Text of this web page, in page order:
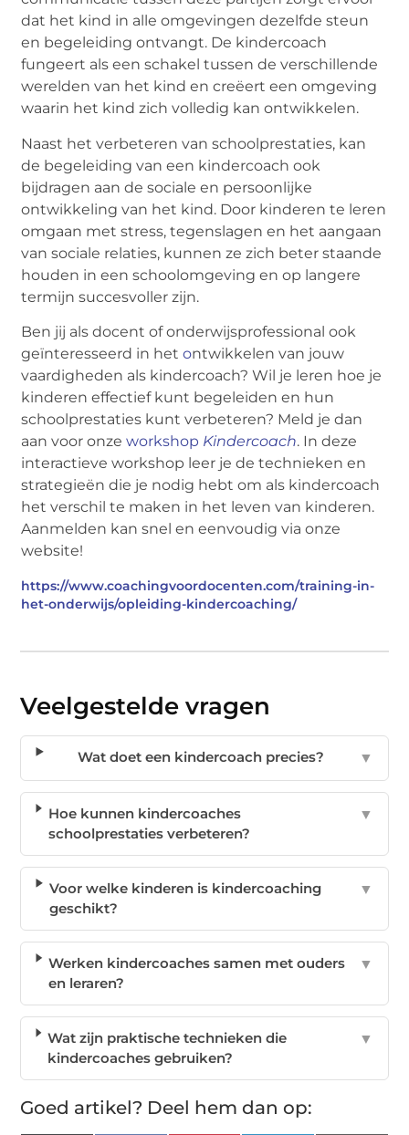
dat het kind in alle omgevingen dezelfde steun
en begeleiding ontvangt. De kindercoach
fungeert als een schakel tussen de verschillende
werelden van het kind en creëert een omgeving
waarin het kind zich volledig kan ontwikkelen.
Naast het verbeteren van schoolprestaties, kan
de begeleiding van een kindercoach ook
bijdragen aan de sociale en persoonlijke
ontwikkeling van het kind. Door kinderen te leren
omgaan met stress, tegenslagen en het aangaan
van sociale relaties, kunnen ze zich beter staande
houden in een schoolomgeving en op langere
termijn succesvoller zijn.
Ben jij als docent of onderwijsprofessional ook
geïnteresseerd in hetontwikkelen van jouw
vaardigheden als kindercoach? Wil je leren hoe je
kinderen effectief kunt begeleiden en hun
schoolprestaties kunt verbeteren? Meld je dan
aan voor onzeworkshop Kindercoach. In deze
interactieve workshop leer je de technieken en
strategieën die je nodig hebt om als kindercoach
het verschil te maken in het leven van kinderen.
Aanmelden kan snel en eenvoudig via onze
website!
https://www.coachingvoordocenten.com/training-in-
het-onderwijs/opleiding-kindercoaching/
Veelgestelde vragen
Wat doet een kindercoach precies? ▼
Hoe kunnen kindercoaches
schoolprestaties verbeteren?
▼
Voor welke kinderen is kindercoaching
geschikt?
▼
Werken kindercoaches samen met ouders
en leraren?
▼
Wat zijn praktische technieken die
kindercoaches gebruiken?
▼
Goed artikel? Deel hem dan op: